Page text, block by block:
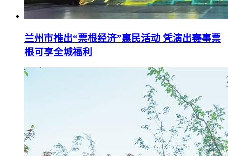
兰州市推出“票根经济”惠民活动 凭演出赛事票
根可享全城福利